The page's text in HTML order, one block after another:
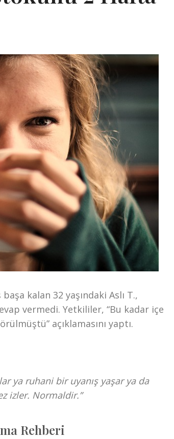
kalan 32 yaşındaki Aslı T.,
vermedi. Yetkililer, “Bu kadar içe
açıklamasını yaptı.
ya ruhani bir uyanış yaşar ya da
izler. Normaldir.”
Rehberi